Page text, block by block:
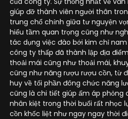
giúp đỡ thành viên người thân
trung chổ chính giữa tư nguyện
hiểu tầm quan trọng cũng như
tác dụng việc đào bới kim chỉ
công ty thấp đã thành lập địa
thoải mái cũng như thoải mái,
cũng như năng rượu rượu cồn, từ
huy về tối phần đông chức năng
cũng là chi tiết giúp ấm áp phỏng
nhân kiệt trong thời buổi rất nhọc
cồn khốc liệt như ngay ngay thời